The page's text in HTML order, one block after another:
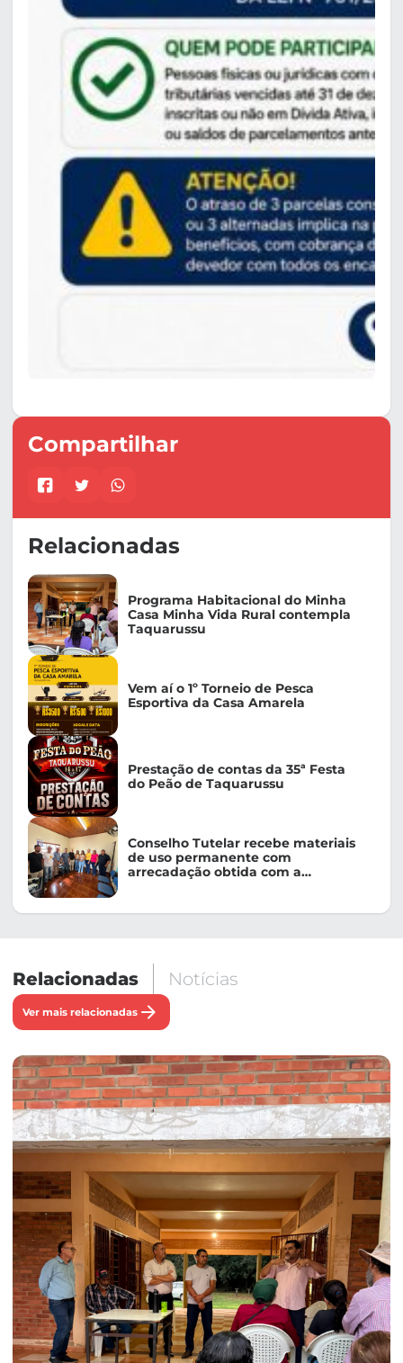
Compartilhar
Relacionadas
Programa Habitacional do Minha
Casa Minha Vida Rural contempla
Taquarussu
Vem aí o 1º Torneio de Pesca
Esportiva da Casa Amarela
Prestação de contas da 35ª Festa
do Peão de Taquarussu
Conselho Tutelar recebe materiais
de uso permanente com
arrecadação obtida com a
Relacionadas Notícias
Ver mais relacionadas